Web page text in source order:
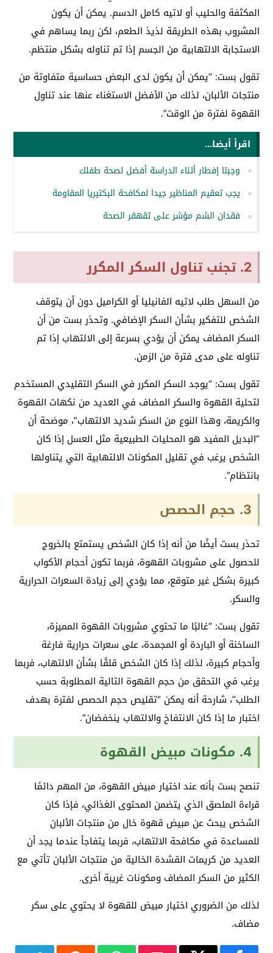
المكثفة والحليب أو لاتيه كامل الدسم. يمكن أن يكون
المشروب بهذه الطريقة لذيذ الطعم، لكن ربما يساهم في
الاستجابة الالتهابية من الجسم إذا تم تناوله بشكل منتظم.
تقول بست: “يمكن أن يكون لدى البعض حساسية متفاوتة من
منتجات الألبان، لذلك من الأفضل الاستغناء عنها عند تناول
القهوة لفترة من الوقت”.
اقرأ أيضا...
وجبتا إفطار أثناء الدراسة أفضل لصحة طفلك
يجب تعقيم المناظير جيدا لمكافحة البكتيريا المقاومة
فقدان الشم مؤشر على تقهقر الصحة
2. تجنب تناول السكر المكرر
من السهل طلب لاتيه الفانيليا أو الكراميل دون أن يتوقف
الشخص للتفكير بشأن السكر الإضافي. وتحذر بست من أن
السكر المضاف يمكن أن يؤدي بسرعة إلى الالتهاب إذا تم
تناوله على مدى فترة من الزمن.
تقول بست: “يوجد السكر المكرر في السكر التقليدي المستخدم
لتحلية القهوة والسكر المضاف في العديد من نكهات القهوة
والكريمة، وهذا النوع من السكر شديد الالتهاب”، موضحة أن
“البديل المفيد هو المحليات الطبيعية مثل العسل إذا كان
الشخص يرغب في تقليل المكونات الالتهابية التي يتناولها
بانتظام”.
3. حجم الحصص
تحذر بست أيضًا من أنه إذا كان الشخص يستمتع بالخروج
للحصول على مشروبات القهوة، فربما تكون أحجام الأكواب
كبيرة بشكل غير متوقع، مما يؤدي إلى زيادة السعرات الحرارية
والسكر.
تقول بست: “غالبًا ما تحتوي مشروبات القهوة المميزة،
الساخنة أو الباردة أو المجمدة، على سعرات حرارية فارغة
وأحجام كبيرة، لذلك إذا كان الشخص قلقًا بشأن الالتهاب، فربما
يرغب في التحقق من حجم القهوة التالية المطلوبة حسب
الطلب”، شارحة أنه يمكن “تقليص حجم الحصص لفترة بهدف
اختبار ما إذا كان الانتفاخ والالتهاب ينخفضان”.
4. مكونات مبيض القهوة
تنصح بست بأنه عند اختيار مبيض القهوة، من المهم دائمًا
قراءة الملصق الذي يتضمن المحتوى الغذائي، فإذا كان
الشخص يبحث عن مبيض قهوة خال من منتجات الألبان
للمساعدة في مكافحة الالتهاب، فربما يتفاجأ عندما يجد أن
العديد من كريمات القشدة الخالية من منتجات الألبان تأتي مع
الكثير من السكر المضاف ومكونات غريبة أخرى.
لذلك من الضروري اختيار مبيض للقهوة لا يحتوي على سكر
مضاف.